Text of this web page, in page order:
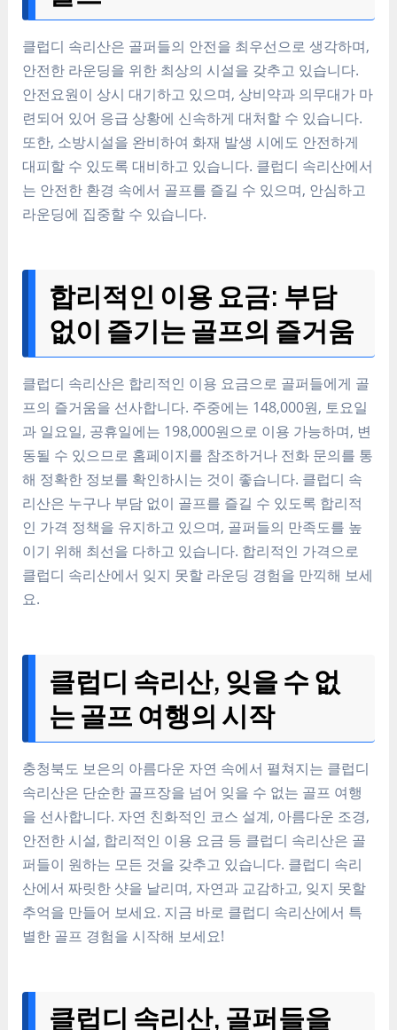
클럽디 속리산은 골퍼들의 안전을 최우선으로 생각하며,
안전한 라운딩을 위한 최상의 시설을 갖추고 있습니다.
안전요원이 상시 대기하고 있으며, 상비약과 의무대가 마
련되어 있어 응급 상황에 신속하게 대처할 수 있습니다.
또한, 소방시설을 완비하여 화재 발생 시에도 안전하게
대피할 수 있도록 대비하고 있습니다. 클럽디 속리산에서
는 안전한 환경 속에서 골프를 즐길 수 있으며, 안심하고
라운딩에 집중할 수 있습니다.
합리적인 이용 요금: 부담
없이 즐기는 골프의 즐거움
클럽디 속리산은 합리적인 이용 요금으로 골퍼들에게 골
프의 즐거움을 선사합니다. 주중에는 148,000원, 토요일
과 일요일, 공휴일에는 198,000원으로 이용 가능하며, 변
동될 수 있으므로 홈페이지를 참조하거나 전화 문의를 통
해 정확한 정보를 확인하시는 것이 좋습니다. 클럽디 속
리산은 누구나 부담 없이 골프를 즐길 수 있도록 합리적
인 가격 정책을 유지하고 있으며, 골퍼들의 만족도를 높
이기 위해 최선을 다하고 있습니다. 합리적인 가격으로
클럽디 속리산에서 잊지 못할 라운딩 경험을 만끽해 보세
요.
클럽디 속리산, 잊을 수 없
는 골프 여행의 시작
충청북도 보은의 아름다운 자연 속에서 펼쳐지는 클럽디
속리산은 단순한 골프장을 넘어 잊을 수 없는 골프 여행
을 선사합니다. 자연 친화적인 코스 설계, 아름다운 조경,
안전한 시설, 합리적인 이용 요금 등 클럽디 속리산은 골
퍼들이 원하는 모든 것을 갖추고 있습니다. 클럽디 속리
산에서 짜릿한 샷을 날리며, 자연과 교감하고, 잊지 못할
추억을 만들어 보세요. 지금 바로 클럽디 속리산에서 특
별한 골프 경험을 시작해 보세요!
클럽디 속리산, 골퍼들을